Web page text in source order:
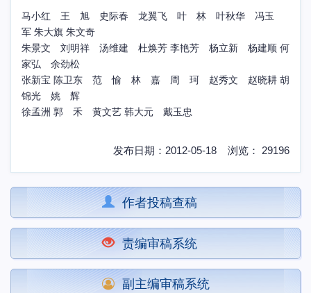
马小红 王 旭 史际春 龙翼飞 叶 林 叶秋华 冯玉
军 朱大旗 朱文奇
朱景文 刘明祥 汤维建 杜焕芳 李艳芳 杨立新 杨建顺 何
家弘 余劲松
张新宝 陈卫东 范 愉 林 嘉 周 珂 赵秀文 赵晓耕 胡
锦光 姚 辉
徐孟洲 郭 禾 黄文艺 韩大元 戴玉忠
发布日期：2012-05-18 浏览： 29196
作者投稿查稿
责编审稿系统
副主编审稿系统